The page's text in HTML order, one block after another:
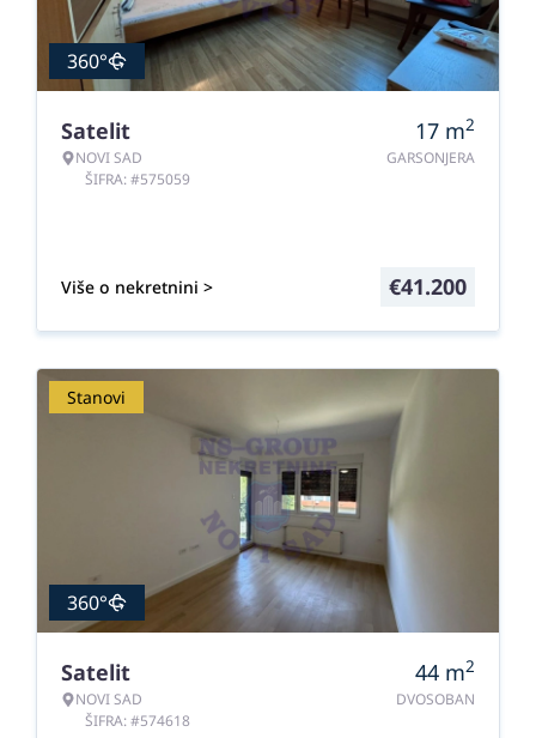
360°
Satelit
NOVI SAD
ŠIFRA: #575059
17 m2
GARSONJERA
Više o nekretnini > €41.200
Stanovi
360°
Satelit
NOVI SAD
ŠIFRA: #574618
44 m2
DVOSOBAN